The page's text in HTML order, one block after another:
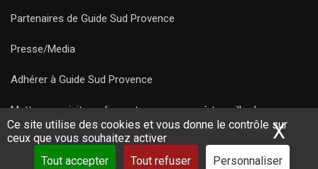
Ce site utilise des cookies et vous donne le contrôle sur
ceux que vous souhaitez activer
Tout accepter
Tout refuser Personnaliser
X
Partenaires de Guide Sud Provence
Presse/Media
Adhérer à Guide Sud Provence
Mettre une visite en ligne et commencez à travailler !